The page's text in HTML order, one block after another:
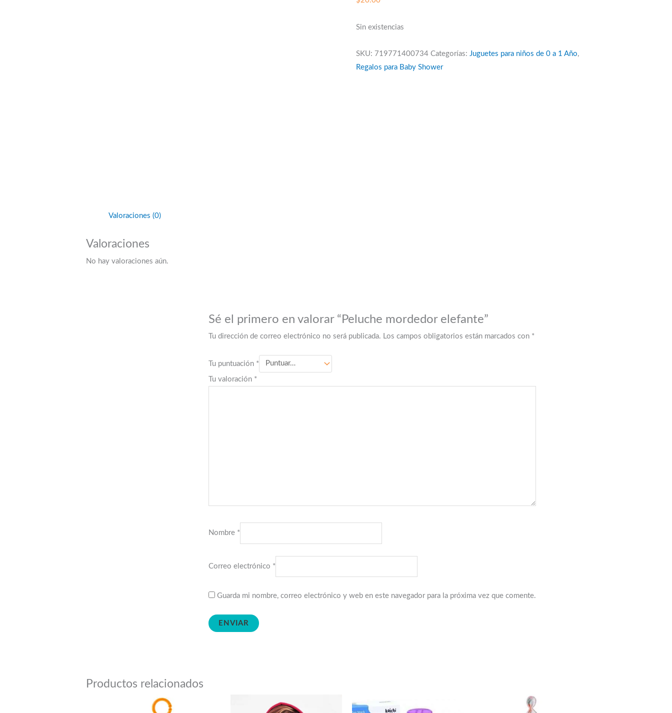
Sin existencias
SKU: 719771400734 Categorías: Juguetes para niños de 0 a 1 Año,
Regalos para Baby Shower
Valoraciones (0)
Valoraciones
No hay valoraciones aún.
Sé el primero en valorar “Peluche mordedor elefante”
Tu dirección de correo electrónico no será publicada. Los campos obligatorios están marcados con *
Tu puntuación *
Tu valoración *
Nombre *
Correo electrónico *
Guarda mi nombre, correo electrónico y web en este navegador para la próxima vez que comente.
Productos relacionados